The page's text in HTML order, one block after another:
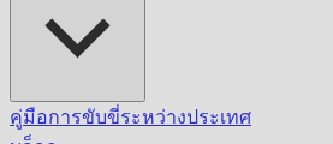
คู่มือการขับขี่ระหว่างประเทศ